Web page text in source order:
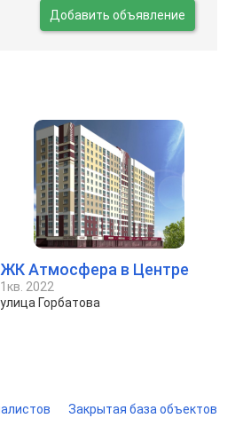
Добавить объявление
ЖК Атмосфера в Центре
1кв. 2022
улица Горбатова
Закрытая база объектов